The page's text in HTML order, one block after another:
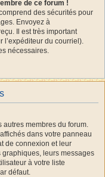
de ce forum !
des sécurités pour
Envoyez à
Il est très important
l’expéditeur du courriel).
nécessaires.
membres du forum.
dans votre panneau
de connexion et leur
leurs messages
à votre liste
défaut.